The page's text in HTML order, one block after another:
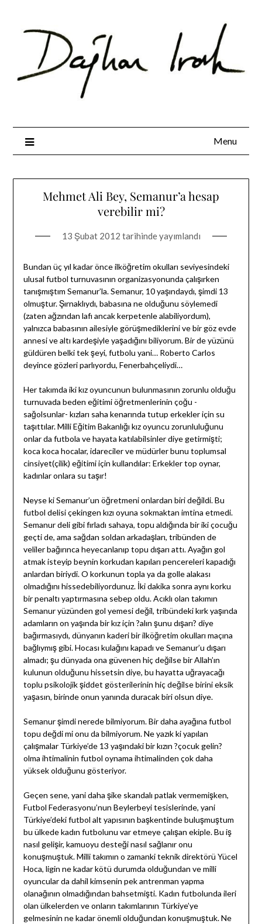
content
Menu
Mehmet Ali Bey, Semanur’a hesap
verebilir mi?
13 Şubat 2012 tarihinde yayımlandı
Bundan üç yıl kadar önce ilköğretim okulları seviyesindeki
ulusal futbol turnuvasının organizasyonunda çalışırken
tanışmıştım Semanur’la. Semanur, 10 yaşındaydı, şimdi 13
olmuştur. Şırnaklıydı, babasına ne olduğunu söylemedi
(zaten ağzından lafı ancak kerpetenle alabiliyordum),
yalnızca babasının ailesiyle görüşmediklerini ve bir göz evde
annesi ve altı kardeşiyle yaşadığını biliyorum. Bir de yüzünü
güldüren belki tek şeyi, futbolu yani… Roberto Carlos
deyince gözleri parlıyordu, Fenerbahçeliydi…
Her takımda iki kız oyuncunun bulunmasının zorunlu olduğu
turnuvada beden eğitimi öğretmenlerinin çoğu -
sağolsunlar- kızları saha kenarında tutup erkekler için su
taşıttılar. Milli Eğitim Bakanlığı kız oyuncu zorunluluğunu
onlar da futbola ve hayata katılabilsinler diye getirmişti;
koca koca hocalar, idareciler ve müdürler bunu toplumsal
cinsiyet(çilik) eğitimi için kullandılar: Erkekler top oynar,
kadınlar onlara su taşır!
Neyse ki Semanur’un öğretmeni onlardan biri değildi. Bu
futbol delisi çekingen kızı oyuna sokmaktan imtina etmedi.
Semanur deli gibi fırladı sahaya, topu aldığında bir iki çocuğu
geçti de, ama sağdan soldan arkadaşları, tribünden de
veliler bağırınca heyecanlanıp topu dışarı attı. Ayağın gol
atmak isteyip beynin korkudan kapıları pencereleri kapadığı
anlardan biriydi. O korkunun topla ya da golle alakası
olmadığını hissedebiliyordunuz. İki dakika sonra aynı korku
bir penaltı yaptırmasına sebep oldu. Acıklı olan takımın
Semanur yüzünden gol yemesi değil, tribündeki kırk yaşında
adamların on yaşında bir kız için ?alın şunu dışarı? diye
bağırmasıydı, dünyanın kaderi bir ilköğretim okulları maçına
bağlıymış gibi. Hocası kulağını kapadı ve Semanur’u dışarı
almadı; şu dünyada ona güvenen hiç değilse bir Allah’ın
kulunun olduğunu hissetsin diye, bu hayatta uğrayacağı
toplu psikolojik şiddet gösterilerinin hiç değilse birini eksik
yaşasın, birinde onun yanında duracak biri olsun diye.
Semanur şimdi nerede bilmiyorum. Bir daha ayağına futbol
topu değdi mi onu da bilmiyorum. Ne yazık ki yapılan
çalışmalar Türkiye’de 13 yaşındaki bir kızın ?çocuk gelin?
olma ihtimalinin futbol oynama ihtimalinden çok daha
yüksek olduğunu gösteriyor.
Geçen sene, yani daha şike skandalı patlak vermemişken,
Futbol Federasyonu’nun Beylerbeyi tesislerinde, yani
Türkiye’deki futbol alt yapısının başkentinde buluşmuştum
bu ülkede kadın futbolunu var etmeye çalışan ekiple. Bu iş
nasıl gelişir, kamuoyu desteği nasıl sağlanır onu
konuşmuştuk. Milli takımın o zamanki teknik direktörü Yücel
Hoca, ligin ne kadar kötü durumda olduğundan ve milli
oyuncular da dahil kimsenin pek antrenman yapma
olanağının olmadığından bahsetmişti. Kadın futbolunda ileri
olan ülkelerden ve onların takımlarının Türkiye’ye
gelmesinin ne kadar önemli olduğundan konuşmuştuk. Ne